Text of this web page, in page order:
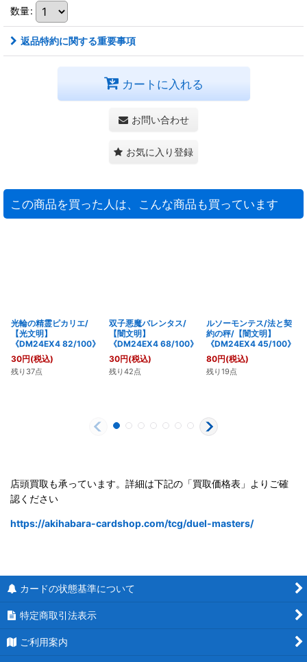
数量:
返品特約に関する重要事項
カートに入れる
お問い合わせ
お気に入り登録
この商品を買った人は、こんな商品も買っています
光輪の精霊ピカリエ/
【光文明】
《DM24EX4 82/100》
30円(税込)
残り37点
双子悪魔バレンタス/
【闇文明】
《DM24EX4 68/100》
30円(税込)
残り42点
ルソーモンテス/法と契
約の秤/【闇文明】
《DM24EX4 45/100》
80円(税込)
残り19点
店頭買取も承っています。詳細は下記の「買取価格表」よりご確
認ください
https://akihabara-cardshop.com/tcg/duel-masters/
カードの状態基準について
特定商取引法表示
ご利用案内